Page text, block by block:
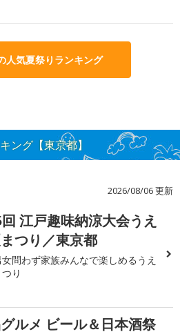
人気夏祭りランキング
ング【東京都】
2026/08/06 更新
江戸趣味納涼大会うえ
つり／東京都
問わず家族みんなで楽しめるうえ
り
ルメ ビール＆日本酒祭